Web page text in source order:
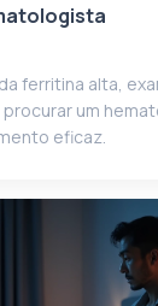
ferritina alta,
um
eficaz.